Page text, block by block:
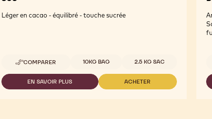
Léger en cacao - équilibré - touche sucrée
COMPARER
-
805
Tailles disponibles
10KG BAG 2.5 KG SAC
EN SAVOIR PLUS
-
ACHETER
-